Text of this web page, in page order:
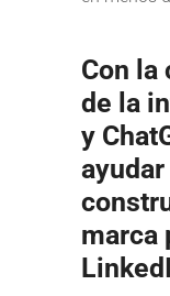
Con la
de la
y
marca